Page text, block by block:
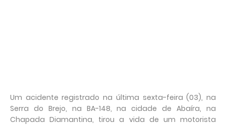
Um acidente registrado na última sexta-feira (03), na
Serra do Brejo, na BA-148, na cidade de Abaíra, na
Chapada Diamantina, tirou a vida de um motorista